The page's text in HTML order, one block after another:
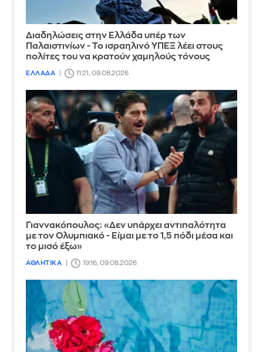
Διαδηλώσεις στην Ελλάδα υπέρ των
Παλαιστινίων - Το ισραηλινό ΥΠΕΞ λέει στους
πολίτες του να κρατούν χαμηλούς τόνους
ΕΛΛΑΔΑ 11:21, 09.08.2026
Γιαννακόπουλος: «Δεν υπάρχει αντιπαλότητα
με τον Ολυμπιακό - Είμαι με το 1,5 πόδι μέσα και
το μισό έξω»
ΑΘΛΗΤΙΚΑ 19:16, 09.08.2026